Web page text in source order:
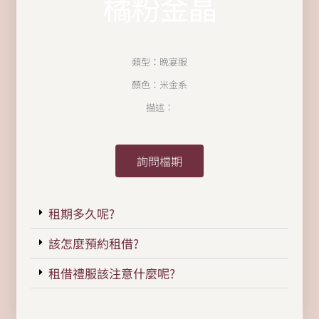
類型：晚宴服
顏色：米金系
描述：
詢問檔期
租期多久呢?
該怎麼預約租借?
租借禮服該注意什麼呢?